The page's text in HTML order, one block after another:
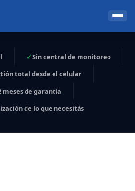
✓Sin central de monitoreo
total desde el celular
meses de garantía
de lo que necesitás